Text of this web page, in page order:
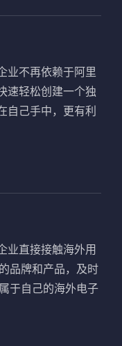
业不再依赖于阿里
速轻松创建一个独
自己手中，更有利
业直接接触海外用
品牌和产品，及时
于自己的海外电子